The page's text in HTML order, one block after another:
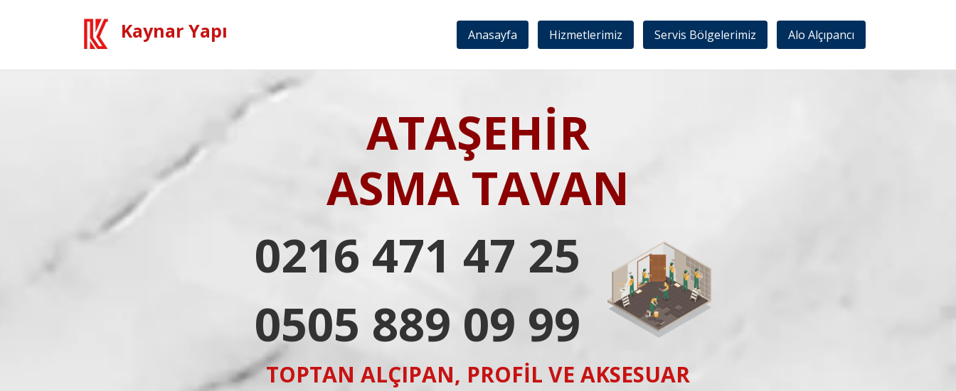
Kaynar Yapı Anasayfa Hizmetlerimiz Servis Bölgelerimiz Alo Alçıpancı
ATAŞEHİR
ASMA TAVAN
0216 471 47 25
0505 889 09 99
TOPTAN ALÇIPAN, PROFİL VE AKSESUAR